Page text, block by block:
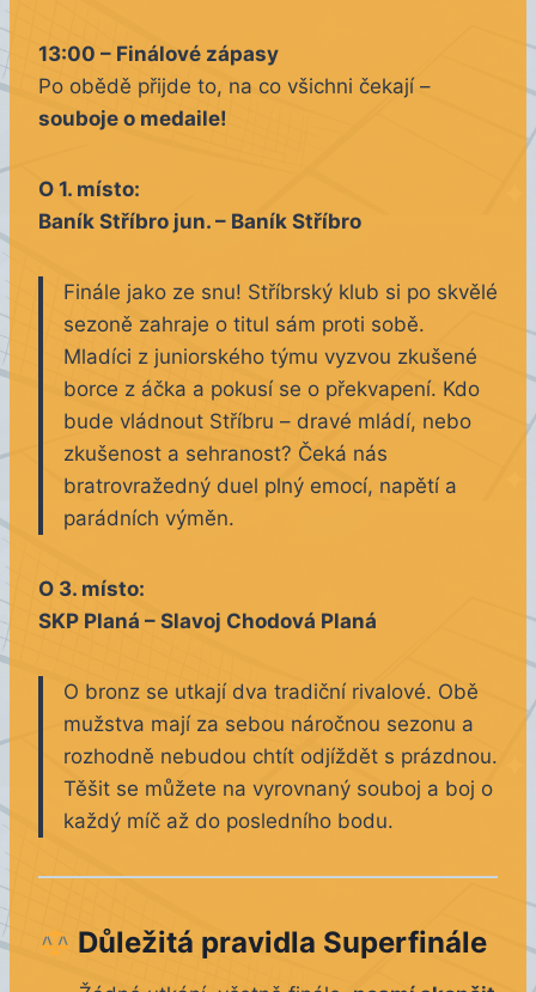
13:00 – Finálové zápasy
Po obědě přijde to, na co všichni čekají –
souboje o medaile!
O 1. místo:
Baník Stříbro jun. – Baník Stříbro
Finále jako ze snu! Stříbrský klub si po skvělé
sezoně zahraje o titul sám proti sobě.
Mladíci z juniorského týmu vyzvou zkušené
borce z áčka a pokusí se o překvapení. Kdo
bude vládnout Stříbru – dravé mládí, nebo
zkušenost a sehranost? Čeká nás
bratrovražedný duel plný emocí, napětí a
parádních výměn.
O 3. místo:
SKP Planá – Slavoj Chodová Planá
O bronz se utkají dva tradiční rivalové. Obě
mužstva mají za sebou náročnou sezonu a
rozhodně nebudou chtít odjíždět s prázdnou.
Těšit se můžete na vyrovnaný souboj a boj o
každý míč až do posledního bodu.
Důležitá pravidla Superfinále